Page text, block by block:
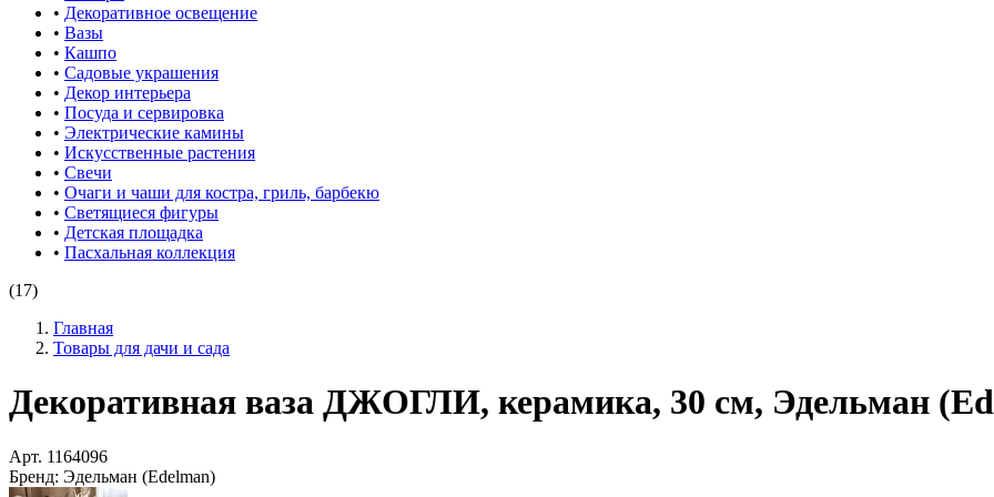
• Декоративное освещение
• Вазы
• Кашпо
• Садовые украшения
• Декор интерьера
• Посуда и сервировка
• Электрические камины
• Искусственные растения
• Свечи
• Очаги и чаши для костра, гриль, барбекю
• Светящиеся фигуры
• Детская площадка
• Пасхальная коллекция
(17)
Главная
Товары для дачи и сада
Декоративная ваза ДЖОГЛИ, керамика, 30 см, Эдельман
Арт. 1164096
Бренд: Эдельман (Edelman)